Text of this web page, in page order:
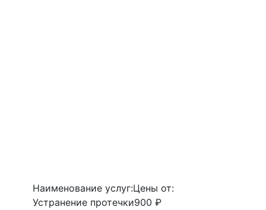
Наименование услуг:Цены от:
Устранение протечки900 ₽